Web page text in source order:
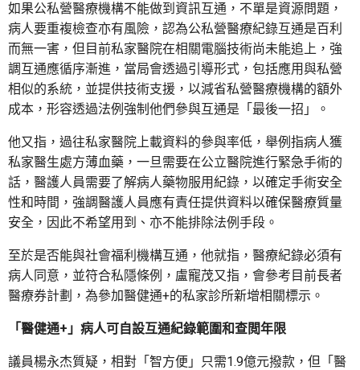
如果公私營醫療機構不能做到資訊互通，不單是資源問題，
病人要重複檢查亦有風險，認為公私營醫療紀錄互通是百利
而無一害，但目前私家醫院在相關電腦技術尚未能追上，強
調互通應循序漸進，當局會透過引導形式，包括應用與私營
相似的系統，並提供技術支援，以減省私營醫療機構的額外
成本，形容透過法例強制他們參與互通是「最後一招」。
他又指，過往私家醫院上載資料的參與率低，舉例指病人獲
私家醫生處方薄血藥，一旦需要在公立醫院進行緊急手術的
話，醫護人員需要了解病人藥物服用紀錄，以確定手術安全
性和時間，強調醫護人員應有責任提供資料以確保醫療質量
安全，因此不希望用到、亦不能排除法例手段。
至於是否能與社會福利機構互通，他就指，醫療紀錄必須有
病人同意，並符合私隱條例，盧寵茂又指，會參考目前長者
醫療券計劃，為參加醫健通+的私家診所新增相關標示。
「醫健通+」病人可自設互通紀錄範圍和查閲年限
議員楊永杰質疑，相對「智方便」只需1.9億元撥款，但「醫